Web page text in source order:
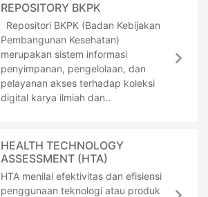
REPOSITORY BKPK
Repositori BKPK (Badan Kebijakan
Pembangunan Kesehatan)
merupakan sistem informasi
penyimpanan, pengelolaan, dan
pelayanan akses terhadap koleksi
digital karya ilmiah dan..
HEALTH TECHNOLOGY
ASSESSMENT (HTA)
HTA menilai efektivitas dan efisiensi
penggunaan teknologi atau produk